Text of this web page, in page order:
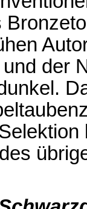
der